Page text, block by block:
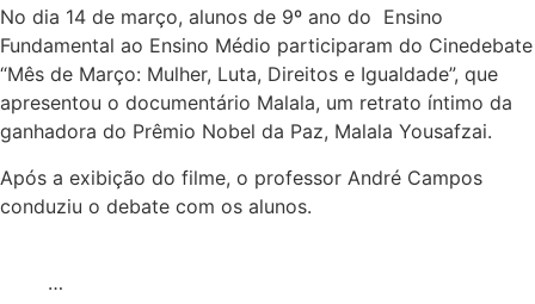
No dia 14 de março, alunos de 9º ano do Ensino
Fundamental ao Ensino Médio participaram do Cinedebate
“Mês de Março: Mulher, Luta, Direitos e Igualdade”, que
apresentou o documentário Malala, um retrato íntimo da
ganhadora do Prêmio Nobel da Paz, Malala Yousafzai.
Após a exibição do filme, o professor André Campos
conduziu o debate com os alunos.
…